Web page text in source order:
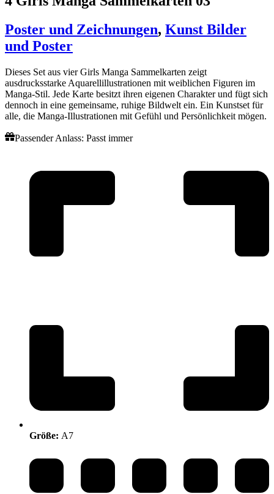
Poster und Zeichnungen, Kunst Bilder
und Poster
Dieses Set aus vier Girls Manga Sammelkarten zeigt
ausdrucksstarke Aquarellillustrationen mit weiblichen Figuren im
Manga-Stil. Jede Karte besitzt ihren eigenen Charakter und fügt sich
dennoch in eine gemeinsame, ruhige Bildwelt ein. Ein Kunstset für
alle, die Manga-Illustrationen mit Gefühl und Persönlichkeit mögen.
Passender Anlass: Passt immer
Größe: A7